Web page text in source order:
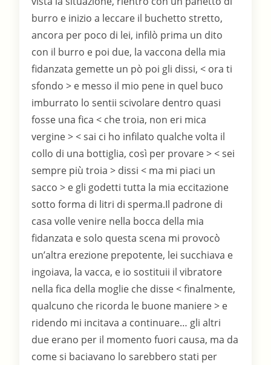
burro e inizio a leccare il buchetto stretto,
ancora per poco di lei, infilò prima un dito
con il burro e poi due, la vaccona della mia
fidanzata gemette un pò poi gli dissi, < ora ti
sfondo > e messo il mio pene in quel buco
imburrato lo sentii scivolare dentro quasi
fosse una fica < che troia, non eri mica
vergine > < sai ci ho infilato qualche volta il
collo di una bottiglia, così per provare > < sei
sempre più troia > dissi < ma mi piaci un
sacco > e gli godetti tutta la mia eccitazione
sotto forma di litri di sperma.Il padrone di
casa volle venire nella bocca della mia
fidanzata e solo questa scena mi provocò
un’altra erezione prepotente, lei succhiava e
ingoiava, la vacca, e io sostituii il vibratore
nella fica della moglie che disse < finalmente,
qualcuno che ricorda le buone maniere > e
ridendo mi incitava a continuare… gli altri
due erano per il momento fuori causa, ma da
come si baciavano lo sarebbero stati per